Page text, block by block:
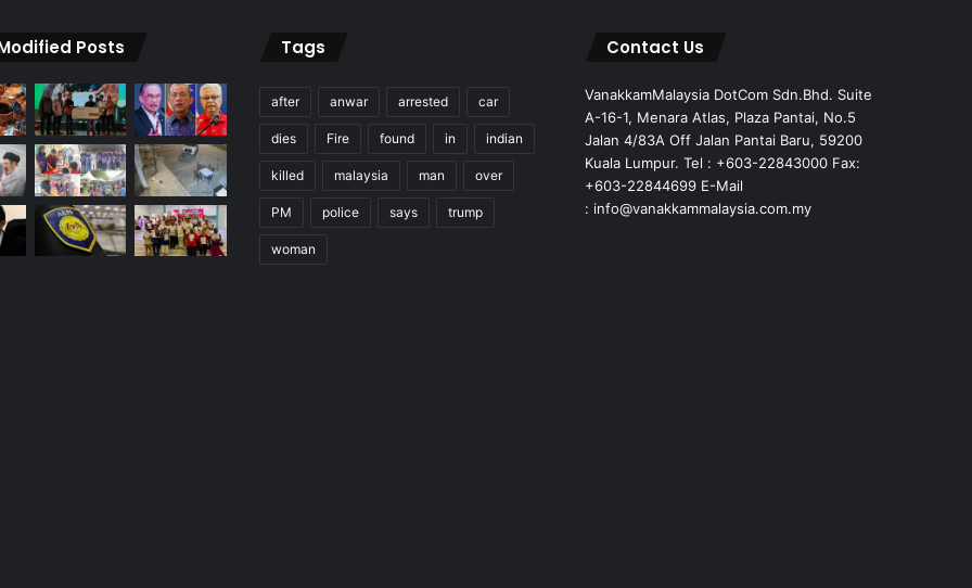
Posts Tags
after anwar arrested car
dies Fire found in indian
killed malaysia man over
PM police says trump
woman
Contact Us
VanakkamMalaysia DotCom Sdn.Bhd. Suite
A-16-1, Menara Atlas, Plaza Pantai, No.5
Jalan 4/83A Off Jalan Pantai Baru, 59200
Kuala Lumpur. Tel : +603-22843000 Fax:
+603-22844699 E-Mail
: info@vanakkammalaysia.com.my